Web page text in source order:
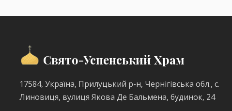
Свято-Успенський Храм
17584, Україна, Прилуцький р-н, Чернігівська обл., с.
Линовиця, вулиця Якова Де Бальмена, будинок, 24